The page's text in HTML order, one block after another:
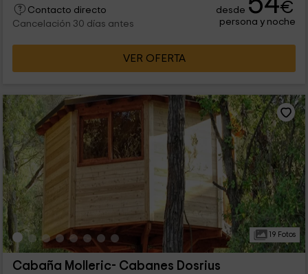
Contacto directo
Cancelación 30 días antes
desde €
persona y noche
VER OFERTA
19 Fotos
Cabaña Molleric- Cabanes Dosrius